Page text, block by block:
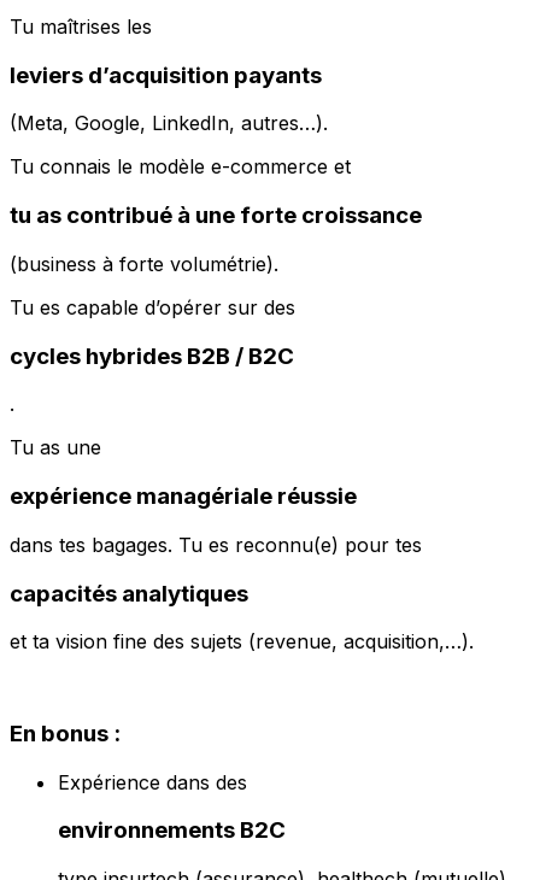
Tu maîtrises les
leviers d’acquisition payants
(Meta, Google, LinkedIn, autres…).
Tu connais le modèle e-commerce et
tu as contribué à une forte croissance
(business à forte volumétrie).
Tu es capable d’opérer sur des
cycles hybrides B2B / B2C
.
Tu as une
expérience managériale réussie
dans tes bagages. Tu es reconnu(e) pour tes
capacités analytiques
et ta vision fine des sujets (revenue, acquisition,…).
En bonus :
Expérience dans des
environnements B2C